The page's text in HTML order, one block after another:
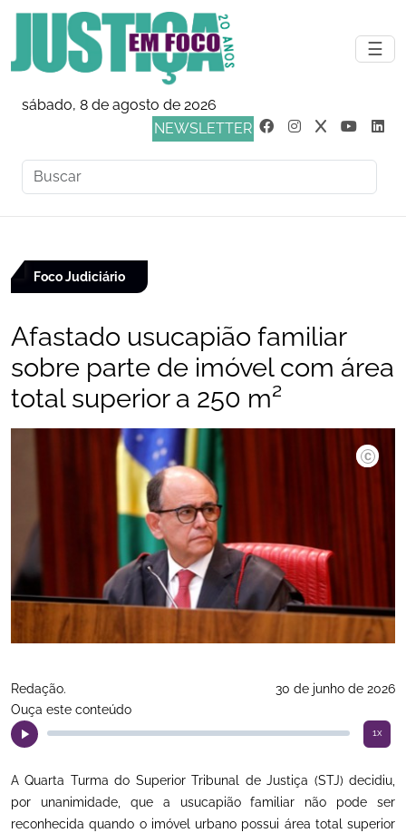
☰
sábado, 8 de agosto de 2026
NEWSLETTER
Foco Judiciário
Afastado usucapião familiar
sobre parte de imóvel com área
total superior a 250 m²
Redação.
30 de junho de 2026
Ouça este conteúdo
1x
A Quarta Turma do Superior Tribunal de Justiça (STJ) decidiu,
por unanimidade, que a usucapião familiar não pode ser
reconhecida quando o imóvel urbano possui área total superior